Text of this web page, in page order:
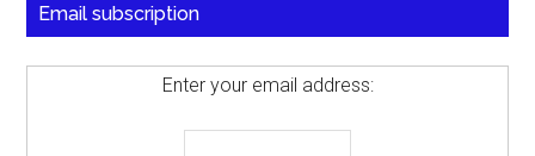
Email subscription
Enter your email address: